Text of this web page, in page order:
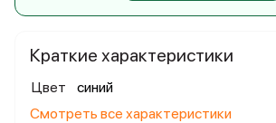
Краткие характеристики
Цвет
синий
Смотреть все характеристики